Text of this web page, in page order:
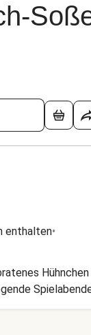
enthalten•
Hühnchen